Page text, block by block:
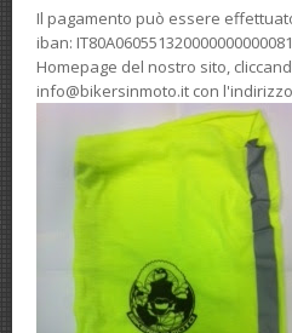
Il pagamento può essere
iban:
Homepage del nostro sito,
info@bikersinmoto.it con